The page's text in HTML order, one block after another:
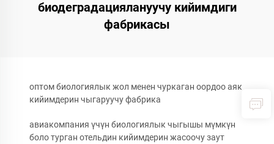
биодеградациялануучу кийимдиги
фабрикасы
оптом биологиялык жол менен чуркаган оордоо аяк
кийимдерин чыгаруучу фабрика
авиакомпания үчүн биологиялык чыгышы мүмкүн
боло турган отельдин кийимдерин жасоочу заут